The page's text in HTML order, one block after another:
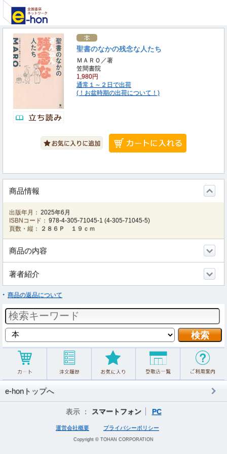
聖書のなかの残念な人たち
ＭＡＲＯ／著
笠間書院
1,980円
通常１～２日で出荷
(！お盆時期の出荷について！)
商品情報
出版年月： 2025年6月
ISBNコード： 978-4-305-71045-1 (4-305-71045-5)
頁数・縦：
２８６Ｐ １９ｃｍ
商品の内容
著者紹介
商品の返品について
e-honトップへ
表示 ： スマートフォン PC
運営会社概要 プライバシーポリシー
Copyright © TOHAN CORPORATION